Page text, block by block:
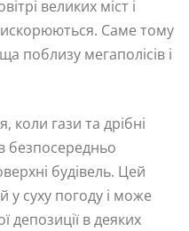
великих міст і
Саме тому
поблизу мегаполісів і
коли гази та дрібні
безпосередньо
будівель. Цей
у суху погоду і може
депозиції в деяких